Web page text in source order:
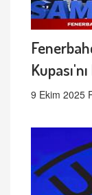
9 Ekim 2025